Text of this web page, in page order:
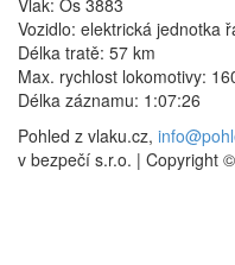
Vlak: Os 3883
Vozidlo: elektrická jednotka
Délka tratě: 57 km
Max. rychlost lokomotivy:
Délka záznamu: 1:07:26
Pohled z vlaku.cz,
v bezpečí s.r.o. | Copyright